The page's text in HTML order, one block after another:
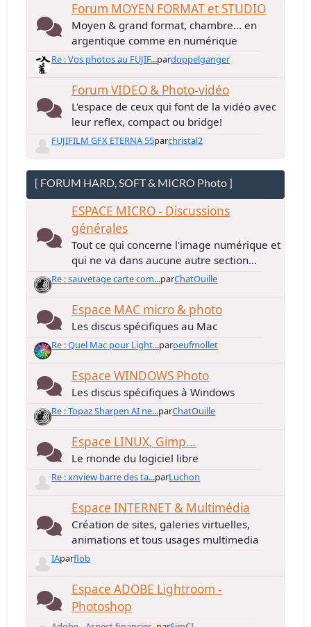
Forum MOYEN FORMAT et STUDIO
Moyen & grand format, chambre... en
argentique comme en numérique
Re : Vos photos au FUJIF...pardoppelganger
Forum VIDEO & Photo-vidéo
L'espace de ceux qui font de la vidéo avec
leur reflex, compact ou bridge!
FUJIFILM GFX ETERNA 55parchristal2
[ FORUM HARD, SOFT & MICRO Photo ]
ESPACE MICRO - Discussions
générales
Tout ce qui concerne l'image numérique et
qui ne va dans aucune autre section...
Re : sauvetage carte com...parChatOuille
Espace MAC micro & photo
Les discus spécifiques au Mac
Re : Quel Mac pour Light...paroeufmollet
Espace WINDOWS Photo
Les discus spécifiques à Windows
Re : Topaz Sharpen AI ne...parChatOuille
Espace LINUX, Gimp...
Le monde du logiciel libre
Re : xnview barre des ta...parLuchon
Espace INTERNET & Multimédia
Création de sites, galeries virtuelles,
animations et tous usages multimedia
IAparflob
Espace ADOBE Lightroom -
Photoshop